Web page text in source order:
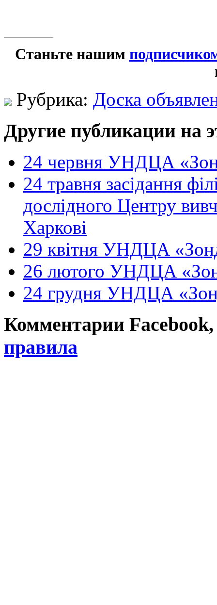
Станьте нашим
Рубрика: Доска
Другие публикации на
24 червня УНДЦА
24 травня засідання
дослідного Центру
Харкові
29 квітня УНДЦА
26 лютого УНДЦА
24 грудня УНДЦА
Комментарии
правила